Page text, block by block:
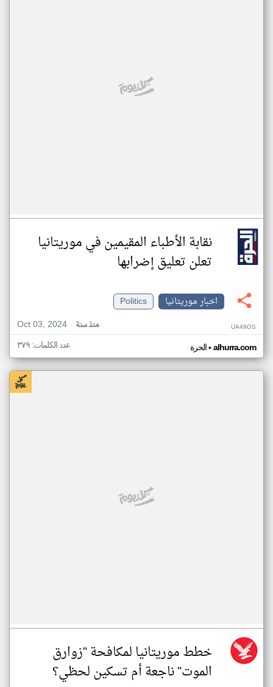
نقابة الأطباء المقيمين في موريتانيا
تعلن تعليق إضرابها
اخبار موريتانيا
Politics
Oct 03, 2024
منذ سنة UA49OS
الحرة• alhurra.com عدد الكلمات: ٣٧٩
خطط موريتانيا لمكافحة "زوارق
الموت" ناجعة أم تسكين لحظي؟